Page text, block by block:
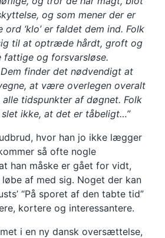
og som mener der er
‘klo’ er faldet dem ind. Folk
til at optræde hårdt, groft og
og forsvarsløse.
finder det nødvendigt at
at være overlegen overalt
tidspunkter af døgnet. Folk
ikke, at det er tåbeligt…”
hvor han jo ikke lægger
så ofte nogle
han måske er gået for vidt,
af med sig. Noget der kan
“På sporet af den tabte tid”
kortere og interessantere.
i en ny dansk oversættelse,